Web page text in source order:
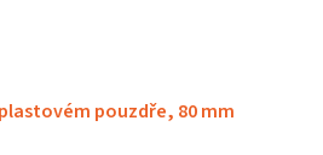
pouzdře, 80 mm